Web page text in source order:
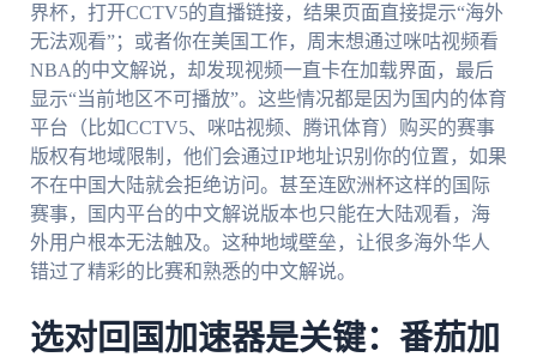
界杯，打开CCTV5的直播链接，结果页面直接提示“海外
无法观看”；或者你在美国工作，周末想通过咪咕视频看
NBA的中文解说，却发现视频一直卡在加载界面，最后
显示“当前地区不可播放”。这些情况都是因为国内的体育
平台（比如CCTV5、咪咕视频、腾讯体育）购买的赛事
版权有地域限制，他们会通过IP地址识别你的位置，如果
不在中国大陆就会拒绝访问。甚至连欧洲杯这样的国际
赛事，国内平台的中文解说版本也只能在大陆观看，海
外用户根本无法触及。这种地域壁垒，让很多海外华人
错过了精彩的比赛和熟悉的中文解说。
选对回国加速器是关键：番茄加